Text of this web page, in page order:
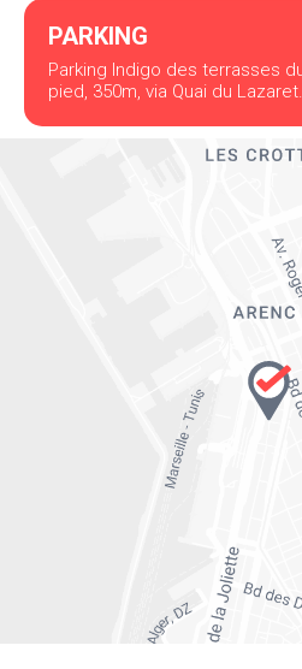
PARKING
Parking Indigo des terrasses
pied, 350m, via Quai du Lazaret.